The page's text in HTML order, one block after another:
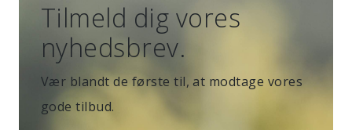
Tilmeld dig vores
nyhedsbrev.
Vær blandt de første til, at modtage vores
gode tilbud.